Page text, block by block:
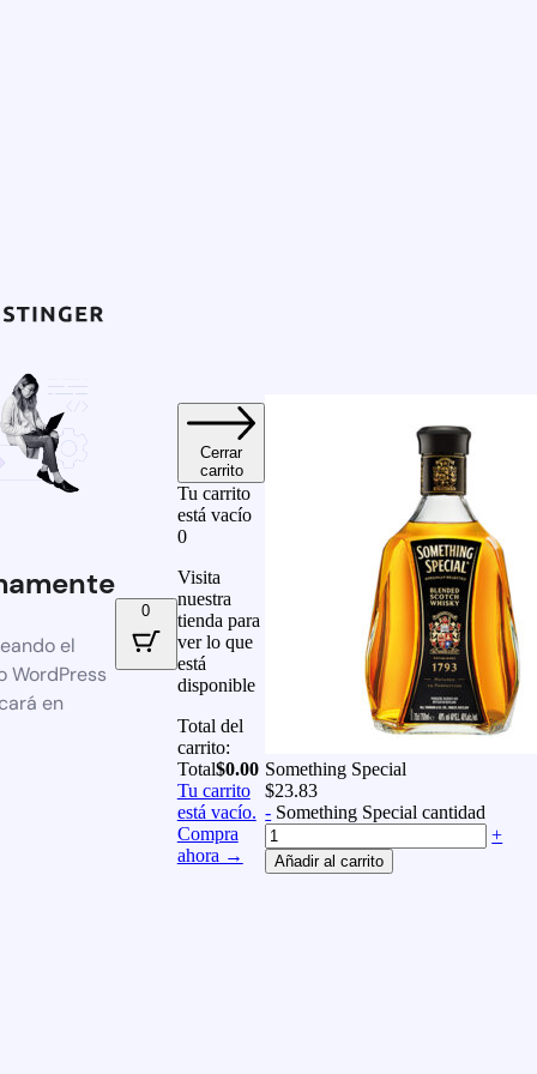
el
WordPress
en
0
Cerrar
carrito
Tu carrito
está vacío
0
Visita
nuestra
tienda para
ver lo que
está
disponible
Total del
carrito:
Total$0.00
Tu carrito
está vacío.
Compra
ahora →
Something Special
$23.83
- Something Special cantidad
+
Añadir al carrito